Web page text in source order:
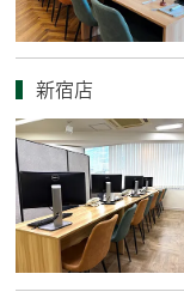
新宿店